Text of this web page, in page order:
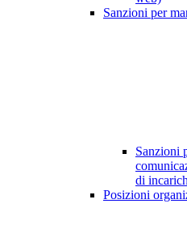
Sanzioni per
Sanzioni
di
Posizioni